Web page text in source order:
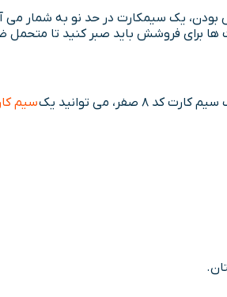
است. چون پس از دو سال خاموش بودن، یک سیمکارت
برای فروشش باید صبر کنید تا متحمل
می توانید یک سیم کارت